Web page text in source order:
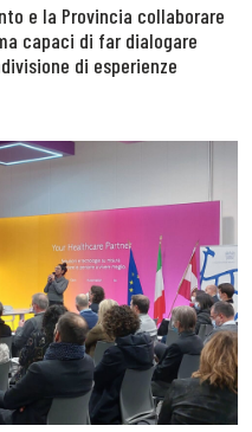
e la Provincia collaborare
capaci di far dialogare
di esperienze